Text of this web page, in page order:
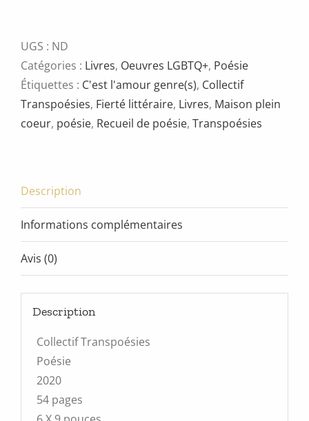
l'amour
genre(s)
UGS : ND
Catégories : Livres, Oeuvres LGBTQ+, Poésie
Étiquettes : C'est l'amour genre(s), Collectif
Transpoésies, Fierté littéraire, Livres, Maison plein
coeur, poésie, Recueil de poésie, Transpoésies
Description
Informations complémentaires
Avis (0)
Description
Collectif Transpoésies
Poésie
2020
54 pages